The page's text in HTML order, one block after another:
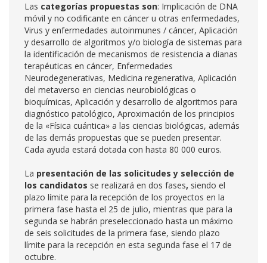
Las categorías propuestas son: Implicación de DNA
móvil y no codificante en cáncer u otras enfermedades,
Virus y enfermedades autoinmunes / cáncer, Aplicación
y desarrollo de algoritmos y/o biología de sistemas para
la identificación de mecanismos de resistencia a dianas
terapéuticas en cáncer, Enfermedades
Neurodegenerativas, Medicina regenerativa, Aplicación
del metaverso en ciencias neurobiológicas o
bioquímicas, Aplicación y desarrollo de algoritmos para
diagnóstico patológico, Aproximación de los principios
de la «Física cuántica» a las ciencias biológicas, además
de las demás propuestas que se pueden presentar.
Cada ayuda estará dotada con hasta 80 000 euros.
La presentación de las solicitudes y selección de
los candidatos se realizará en dos fases, siendo el
plazo límite para la recepción de los proyectos en la
primera fase hasta el 25 de julio, mientras que para la
segunda se habrán preseleccionado hasta un máximo
de seis solicitudes de la primera fase, siendo plazo
límite para la recepción en esta segunda fase el 17 de
octubre.